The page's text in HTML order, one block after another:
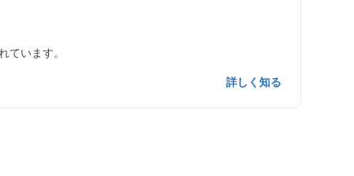
ています。
詳しく知る